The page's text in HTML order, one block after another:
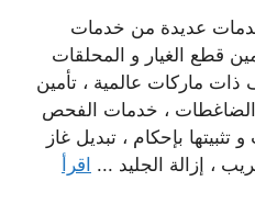
عديدة من خدمات
قطع الغيار و المحلقات
ذات ماركات عالمية ، تأمين
الضاغطات ، خدمات الفحص
بإحكام ، تبديل غاز
، إزالة الجليد ... اقرأ